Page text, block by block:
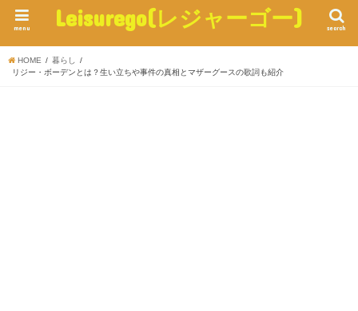
Leisurego(レジャーゴー) search
menu
HOME
暮らし
リジー・ボーデンとは？生い立ちや事件の真相とマザーグースの歌詞も紹介